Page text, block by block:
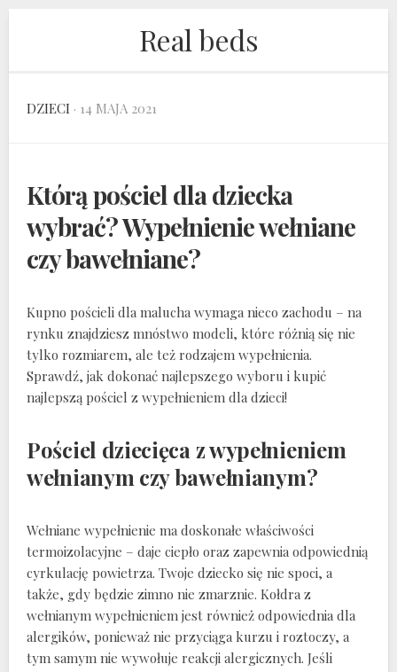
Real beds
DZIECI · 14 MAJA 2021
Którą pościel dla dziecka
wybrać? Wypełnienie wełniane
czy bawełniane?
Kupno pościeli dla malucha wymaga nieco zachodu – na
rynku znajdziesz mnóstwo modeli, które różnią się nie
tylko rozmiarem, ale też rodzajem wypełnienia.
Sprawdź, jak dokonać najlepszego wyboru i kupić
najlepszą pościel z wypełnieniem dla dzieci!
Pościel dziecięca z wypełnieniem
wełnianym czy bawełnianym?
Wełniane wypełnienie ma doskonałe właściwości
termoizolacyjne – daje ciepło oraz zapewnia odpowiednią
cyrkulację powietrza. Twoje dziecko się nie spoci, a
także, gdy będzie zimno nie zmarznie. Kołdra z
wełnianym wypełnieniem jest również odpowiednia dla
alergików, ponieważ nie przyciąga kurzu i roztoczy, a
tym samym nie wywołuje reakcji alergicznych. Jeśli